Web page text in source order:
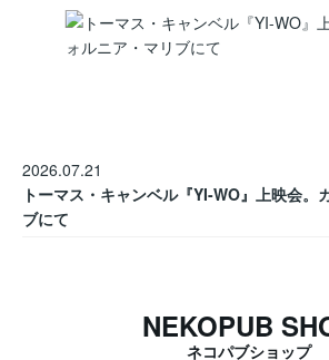
2026.07.21
トーマス・キャンベル『YI-WO』上映会。
ブにて
NEKOPUB
ネコパブショップ